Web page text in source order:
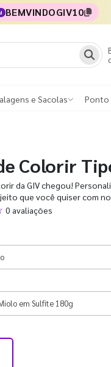
BEMVINDOGIV10
e Sacolas Ponto
Colorir
da GIV chegou!
que você quiser com
0 avaliações